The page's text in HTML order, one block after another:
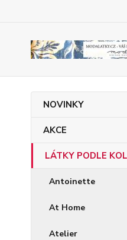
NOVINKY
AKCE
LÁTKY PODLE
Antoinette
At Home
Atelier